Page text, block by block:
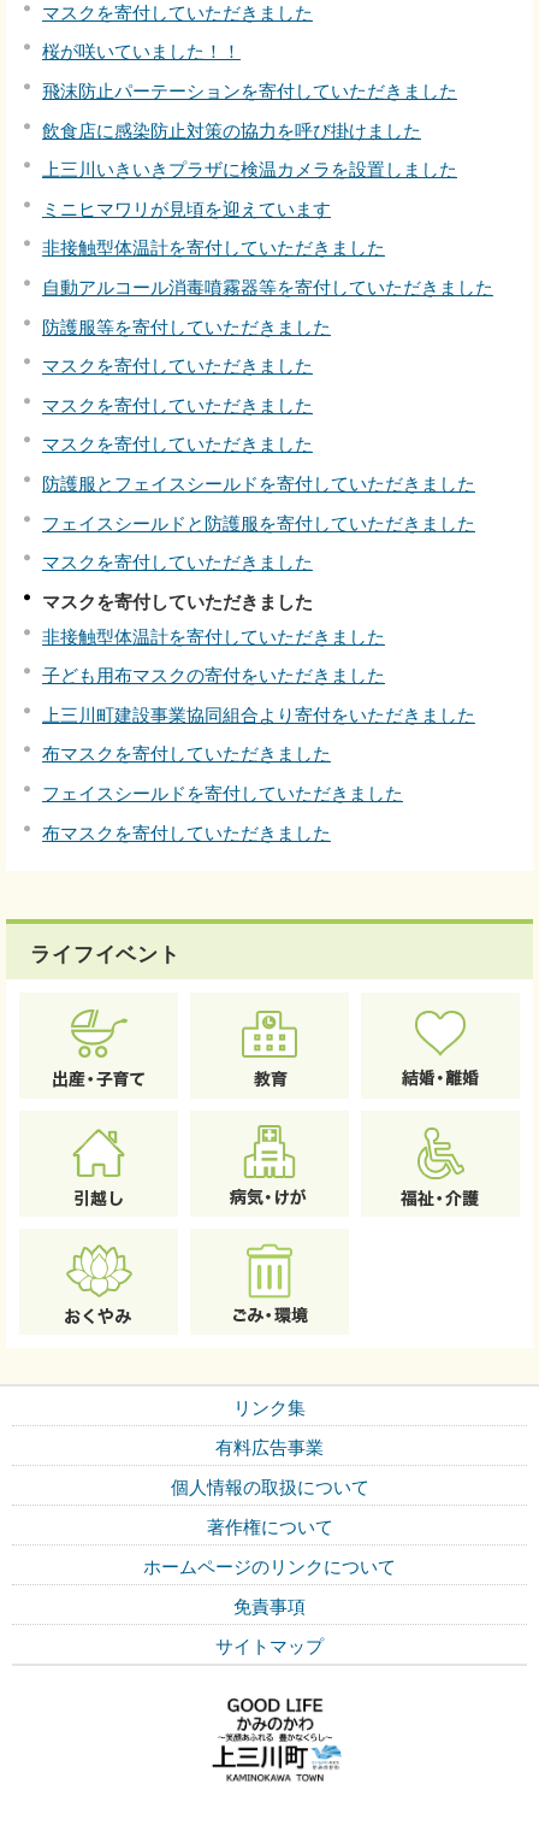
マスクを寄付していただきました
桜が咲いていました！！
飛沫防止パーテーションを寄付していただきました
飲食店に感染防止対策の協力を呼び掛けました
上三川いきいきプラザに検温カメラを設置しました
ミニヒマワリが見頃を迎えています
非接触型体温計を寄付していただきました
自動アルコール消毒噴霧器等を寄付していただきました
防護服等を寄付していただきました
マスクを寄付していただきました
マスクを寄付していただきました
マスクを寄付していただきました
防護服とフェイスシールドを寄付していただきました
フェイスシールドと防護服を寄付していただきました
マスクを寄付していただきました
マスクを寄付していただきました
非接触型体温計を寄付していただきました
子ども用布マスクの寄付をいただきました
上三川町建設事業協同組合より寄付をいただきました
布マスクを寄付していただきました
フェイスシールドを寄付していただきました
布マスクを寄付していただきました
ライフイベント
リンク集
有料広告事業
個人情報の取扱について
著作権について
ホームページのリンクについて
免責事項
サイトマップ